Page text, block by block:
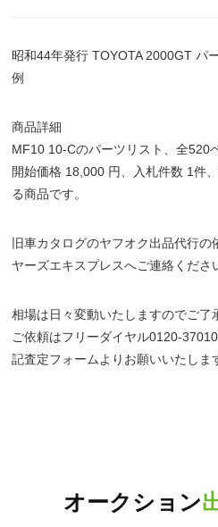
昭和44年発行 TOYOTA 2000GT パ
例
商品詳細
MF10 10-Cのパーツリスト、全520
開始価格 18,000 円、入札件数 1件
る商品です。
旧車カタログのヤフオク出品代行
ヤーズエキスプレスへご連絡くださ
相場は日々変動いたしますのでご了
ご依頼はフリーダイヤル0120-
記査定フォームよりお願いいたしま
オークション